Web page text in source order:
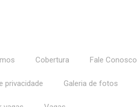
Cobertura Fale Conosco
privacidade Galeria de fotos